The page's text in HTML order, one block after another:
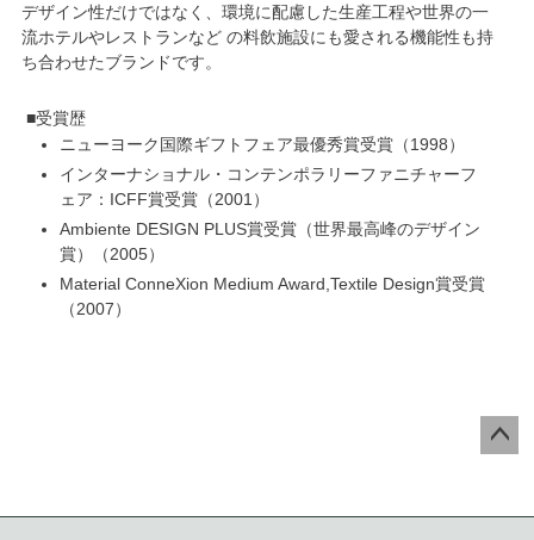
デザイン性だけではなく、 環境に配慮した生産工程や世界の一
流ホテルやレストランなど の料飲施設にも愛される機能性も持
ち合わせたブランドです。
受賞歴
ニューヨーク国際ギフトフェア最優秀賞受賞
1998
インターナショナル・コンテンポラリーファニチャーフ
ェア：ICFF賞受賞
2001
Ambiente DESIGN PLUS賞受賞（世界最高峰のデザイン
賞）
2005
Material ConneXion Medium Award,Textile Design賞受賞
2007
ップ